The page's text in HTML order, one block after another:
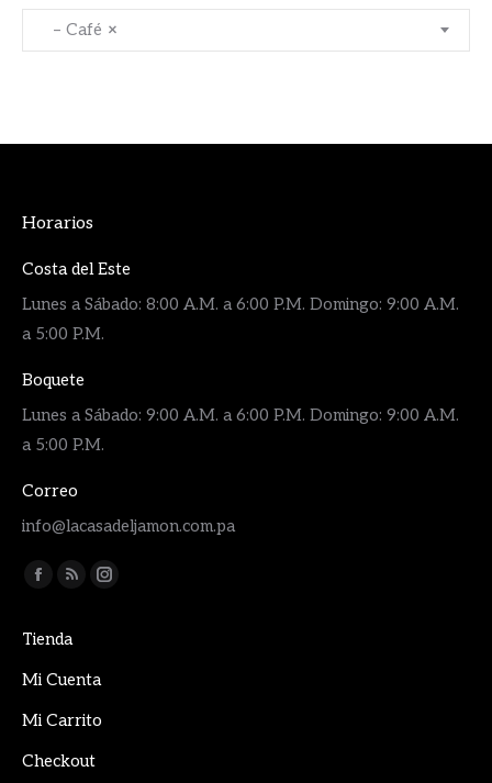
×
– Café
Horarios
Costa del Este
Lunes a Sábado: 8:00 A.M. a 6:00 P.M. Domingo: 9:00 A.M.
a 5:00 P.M.
Boquete
Lunes a Sábado: 9:00 A.M. a 6:00 P.M. Domingo: 9:00 A.M.
a 5:00 P.M.
Correo
info@lacasadeljamon.com.pa
Encuéntranos en:
Facebook
opens
in
window
Rss
opens
in
window
Instagram
Tienda
Mi Cuenta
Mi Carrito
Checkout